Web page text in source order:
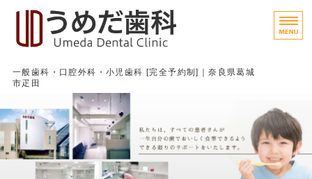
うめだ歯科
一般歯科・口腔外科・小児歯科 [完全予約制]｜奈良県葛城
市疋田
ホーム
皆さまへのメッセージ
診療方針